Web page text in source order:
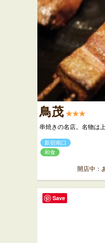
鳥茂 ★★★
串焼きの名店。名物は
新宿南口
和食
開店中：
Save